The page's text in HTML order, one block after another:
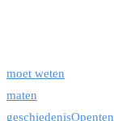
moet weten
maten
geschiedenisOpen